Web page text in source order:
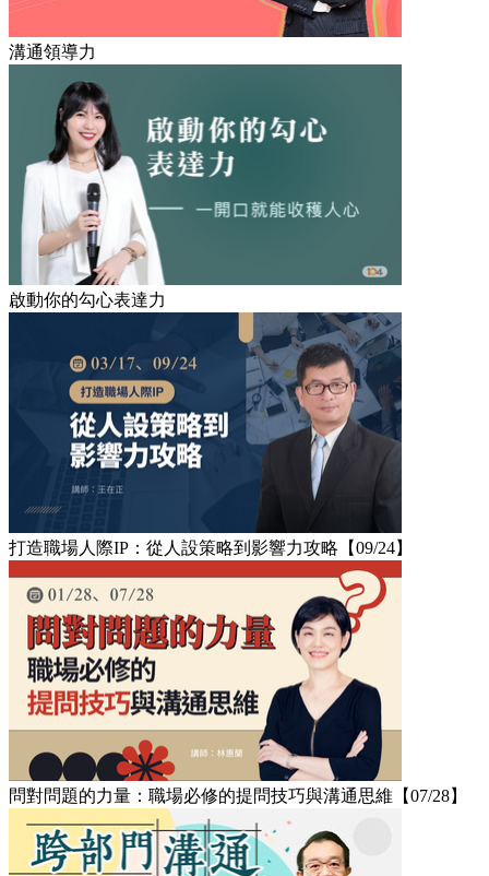
溝通領導力
啟動你的勾心表達力
打造職場人際IP：從人設策略到影響力攻略【09/24】​
問對問題的力量：職場必修的提問技巧與溝通思維【07/28】​